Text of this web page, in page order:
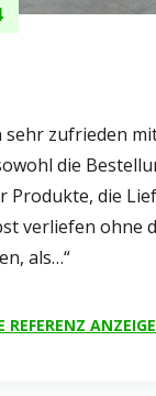
sehr zufrieden
die
Produkte, die
verliefen ohne
als…“
REFERENZ